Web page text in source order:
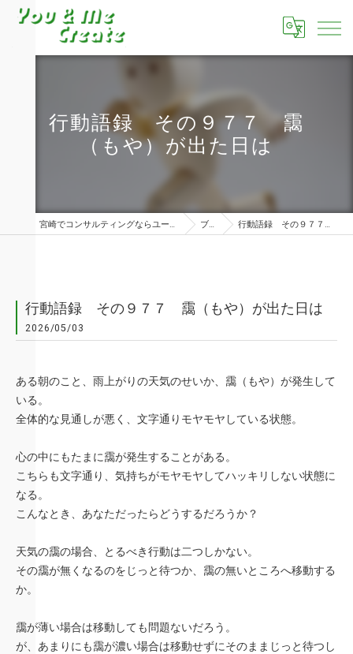
行動語録 その９７７ 靄
（もや）が出た日は
宮崎でコンサルティングならユーアンドミークリエイト株式会社 ブログ 行動語録 その９７７ 靄（もや）が出た日は
行動語録 その９７７ 靄（もや）が出た日は
2026/05/03
ある朝のこと、雨上がりの天気のせいか、靄（もや）が発生して
いる。
全体的な見通しが悪く、文字通りモヤモヤしている状態。
心の中にもたまに靄が発生することがある。
こちらも文字通り、気持ちがモヤモヤしてハッキリしない状態に
なる。
こんなとき、あなただったらどうするだろうか？
天気の靄の場合、とるべき行動は二つしかない。
その靄が無くなるのをじっと待つか、靄の無いところへ移動する
か。
靄が薄い場合は移動しても問題ないだろう。
が、あまりにも靄が濃い場合は移動せずにそのままじっと待つし